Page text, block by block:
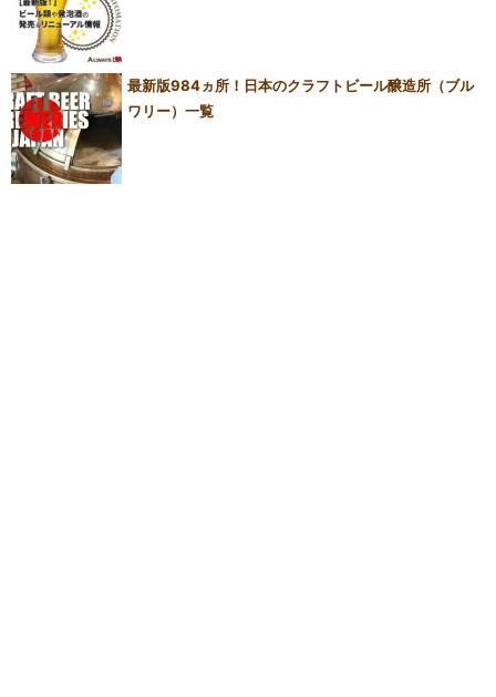
最新版984ヵ所！日本のクラフトビール醸造所（ブル
ワリー）一覧